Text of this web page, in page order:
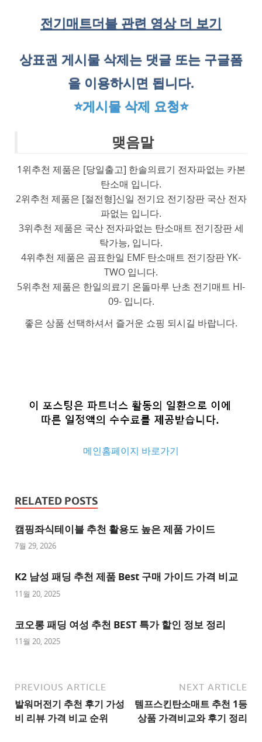
전기매트더블 관련 영상 더 보기
상표권 게시물 삭제는 댓글 또는 구글폼
을 이용하시면 됩니다.
⭐게시물 삭제 요청⭐
맺음말
1위추천 제품은 [당일출고] 한솔의료기 전자파없는 카본
탄소매 입니다.
2위추천 제품은 [절전형]신일 전기요 전기장판 국산 전자
파없는 입니다.
3위추천 제품은 국산 전자파없는 탄소매트 전기장판 세
탁가능, 입니다.
4위추천 제품은 곰표한일 EMF 탄소매트 전기장판 YK-
TWO 입니다.
5위추천 제품은 한일의료기 온돌마루 난초 전기매트 HI-
09- 입니다.
좋은 상품 선택하셔서 즐거운 쇼핑 되시길 바랍니다.
메인홈페이지 바로가기
사
이
트
천
사
트
1
사
이
트
RELATED POSTS
캠핑좌식테이블 추천 활용도 높은 제품 가이드
7월 29, 2026
K2 남성 패딩 추천 제품 Best 구매 가이드 가격 비교
11월 20, 2025
코오롱 패딩 여성 추천 BEST 특가 할인 정보 정리
11월 20, 2025
PREVIOUS ARTICLE
발워머전기 추천 후기 가성
비 리뷰 가격 비교 순위
NEXT ARTICLE
템프스킨탄소매트 추천 1등
상품 가격비교와 후기 정리